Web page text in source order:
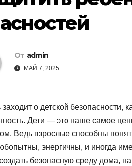
От admin
МАЙ 7, 2025
заходит о детской
Дети — это наше самое
Ведь взрослые способны
энергичны, и иногда
создать безопасную среду дома,